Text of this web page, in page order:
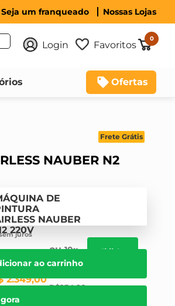
Seja um franqueado Nossas Lojas
Login Favoritos
0
Ofertas
Frete Grátis
NAUBER N2
DE
NAUBER
220V
2.349,00
10
R$234,90
Adicionar ao carrinho
ao carrinho